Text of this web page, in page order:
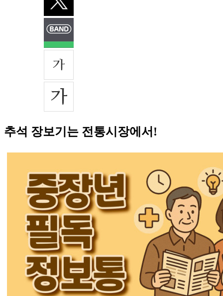
추석 장보기는 전통시장에서!